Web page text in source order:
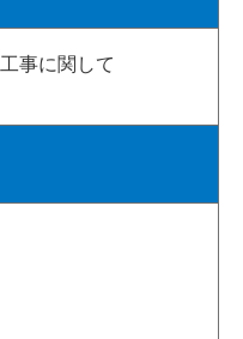
工事に関して